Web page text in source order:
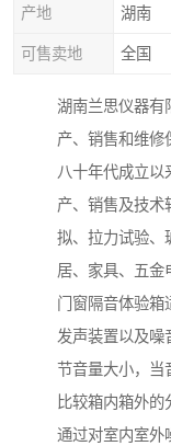
产地 湖南
可售卖地 全国
湖南兰思仪器有
产、销售和维修
八十年代成立以
产、销售及技术
拟、拉力试验、
居、家具、五金
门窗隔音体验箱
发声装置以及噪
节音量大小，当
比较箱内箱外
通过对室内室外